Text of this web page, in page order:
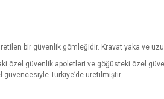
bir güvenlik gömleğidir. Kravat yaka ve
güvenlik apoletleri ve göğüsteki özel
Türkiye’de üretilmiştir.